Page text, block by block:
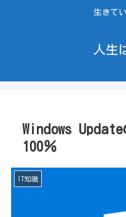
生きて
人生
Windows
100％
IT知識